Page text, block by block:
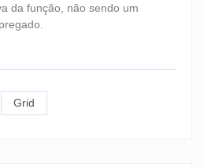
da função, não sendo um
Grid